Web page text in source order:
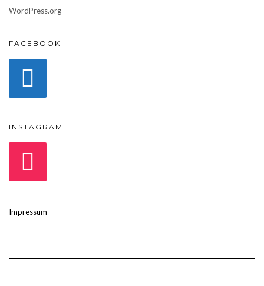
WordPress.org
FACEBOOK
INSTAGRAM
Impressum